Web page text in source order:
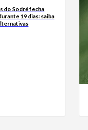
do Sodré fecha
19 dias: saiba